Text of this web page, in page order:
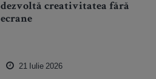
dezvoltă creativitatea fără
ecrane
21 Iulie 2026